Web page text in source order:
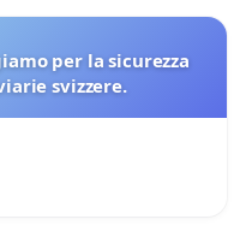
per la sicurezza
svizzere.